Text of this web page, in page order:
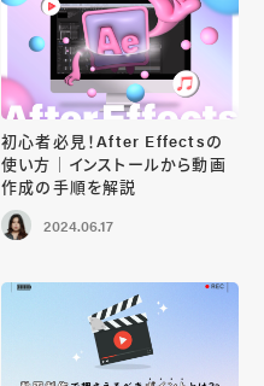
初心者必見！After Effectsの
使い方｜インストールから動画
作成の手順を解説
2024.06.17